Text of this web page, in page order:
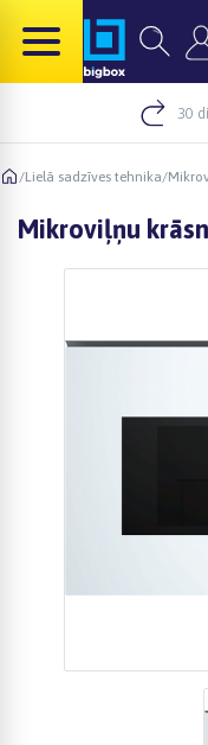
30
/Lielā sadzīves tehnika/
Mikroviļņu